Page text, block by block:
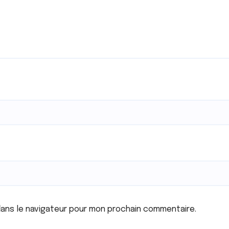
le navigateur pour mon prochain commentaire.